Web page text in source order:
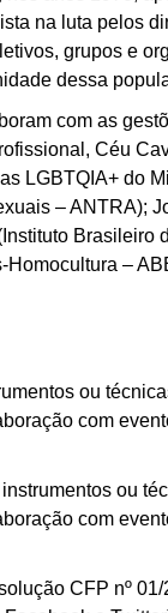
na luta pelos
grupos e
dessa
com as
Céu
LGBTQIA+ do
– ANTRA);
Homocultura –
ou
com
ou
com
CFP nº